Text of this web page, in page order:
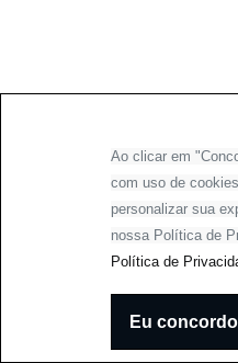
2026 - Todos os direitos reservados
Ao clicar em
com uso de
personalizar sua
nossa Política de
Política de
Eu concordo